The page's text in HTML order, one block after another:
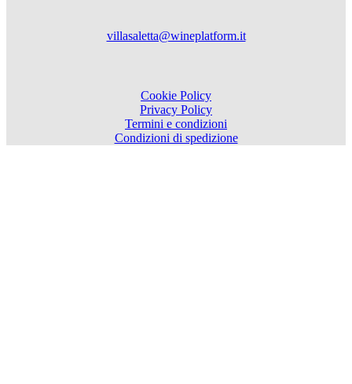
villasaletta@wineplatform.it
Cookie Policy
Privacy Policy
Termini e condizioni
Condizioni di spedizione